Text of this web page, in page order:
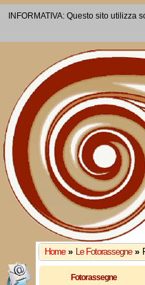
INFORMATIVA: Questo sito
Home » Le Fotorassegne »
Fotorassegne